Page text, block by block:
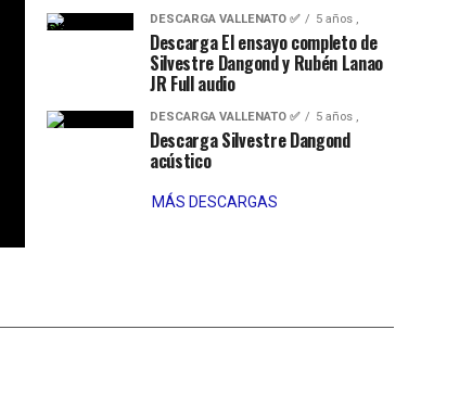
DESCARGA VALLENATO ✅ 5 años ,
Descarga El ensayo completo de
Silvestre Dangond y Rubén Lanao
JR Full audio
DESCARGA VALLENATO ✅ 5 años ,
Descarga Silvestre Dangond
acústico
MÁS DESCARGAS